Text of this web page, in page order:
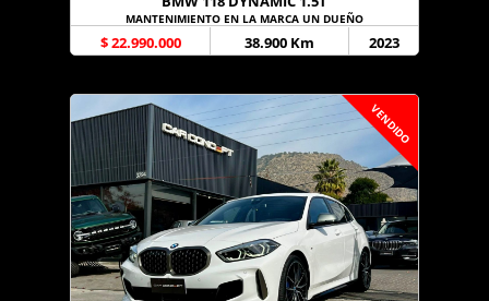
MANTENIMIENTO EN LA MARCA UN DUEÑO
$ 22.990.000 38.900 Km 2023
VENDIDO